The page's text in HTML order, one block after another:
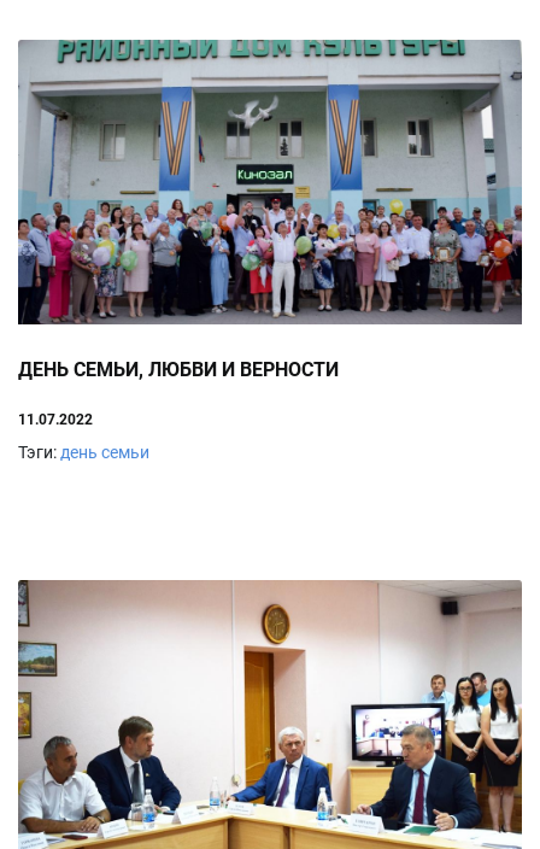
ДЕНЬ СЕМЬИ, ЛЮБВИ И ВЕРНОСТИ
11.07.2022
Тэги: день семьи